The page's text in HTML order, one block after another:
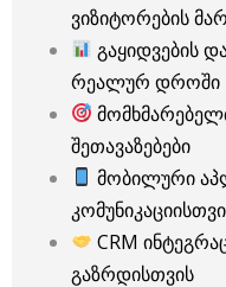
ვიზიტორების
გაყიდვების
რეალურ დროში
შეთავაზებები
მობილური
CRM
გაზრდისთვის